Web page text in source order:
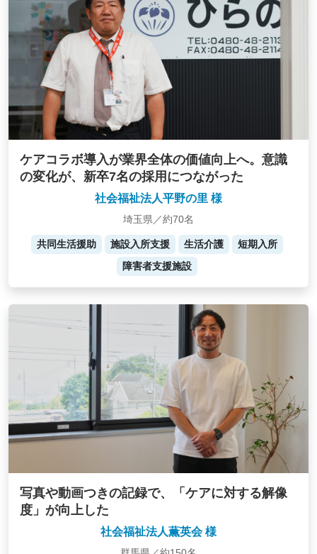
ケアコラボ導入が業界全体の価値向上へ。意識
の変化が、新卒7名の採用につながった
社会福祉法人平野の里 様
埼玉県／約70名
共同生活援助 施設入所支援 生活介護
短期入所
障害者支援施設
写真や動画つきの記録で、「ケアに対する解像
度」が向上した
社会福祉法人薫英会 様